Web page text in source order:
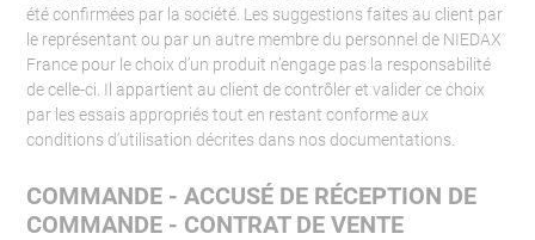
été confirmées par la société. Les suggestions faites au client par
le représentant ou par un autre membre du personnel de NIEDAX
France pour le choix d’un produit n’engage pas la responsabilité
de celle-ci. Il appartient au client de contrôler et valider ce choix
par les essais appropriés tout en restant conforme aux
conditions d’utilisation décrites dans nos documentations.
COMMANDE - ACCUSÉ DE RÉCEPTION DE
COMMANDE - CONTRAT DE VENTE